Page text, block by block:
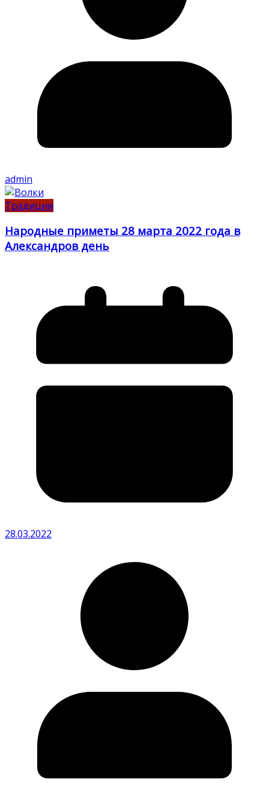
admin
Традиции
Народные приметы 28 марта 2022 года в
Александров день
28.03.2022